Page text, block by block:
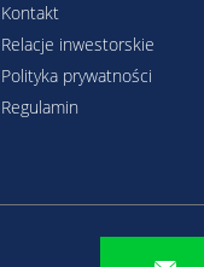
Kontakt
Relacje inwestorskie
Polityka prywatności
Regulamin